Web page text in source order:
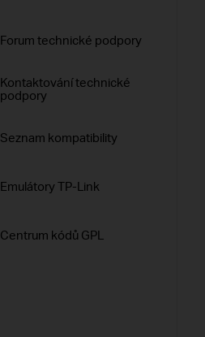
Forum technické podpory
Kontaktování technické
podpory
Seznam kompatibility
Emulátory TP-Link
Centrum kódů GPL